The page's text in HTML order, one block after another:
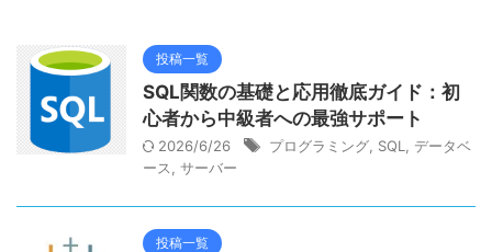
投稿一覧
SQL関数の基礎と応用徹底ガイド：初
心者から中級者への最強サポート
2026/6/26 プログラミング SQL
データベ
ース
サーバー
投稿一覧